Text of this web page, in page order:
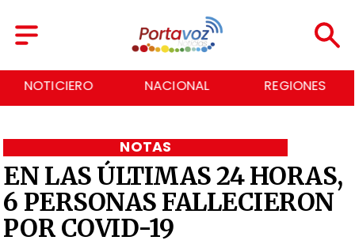
NACIONAL REGIONES ECONOMÍA
EN LAS ÚLTIMAS 24 HORAS,
6 PERSONAS FALLECIERON
POR COVID-19
NOTAS